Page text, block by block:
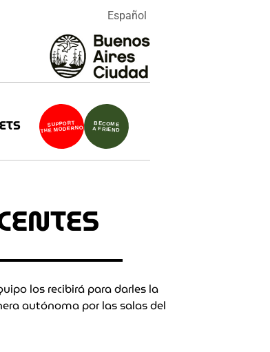
Español
SUPPORT
THE MODERNO
BECOME
A FRIEND
los recibirá para darles la
autónoma por las salas del